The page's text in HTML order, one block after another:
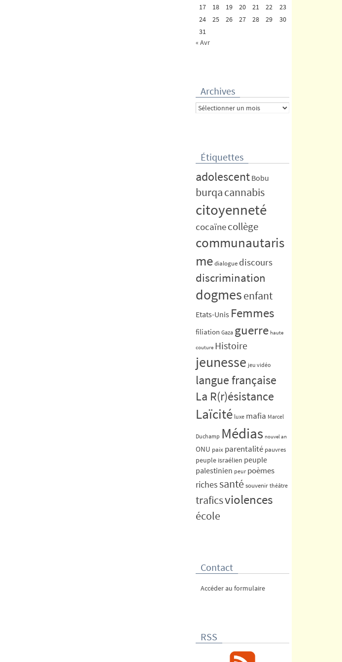
17
18 19 20 21 22
23
24
25 26 27 28 29
30
31
« Avr
Archives
Archives
Étiquettes
adolescent Bobu
burqacannabis
citoyenneté
cocaïnecollège
communautaris
medialogue discours
discrimination
dogmesenfant
Etats-Unis Femmes
filiation Gaza guerre haute
couture Histoire
jeunesse jeu vidéo
langue française
La R(r)ésistance
Laïcité luxe mafia Marcel
Duchamp Médias nouvel an
ONU paix parentalité pauvres
peuple israélien peuple
palestinien peur poèmes
riches santé souvenir théâtre
traficsviolences
école
Contact
Accéder au formulaire
RSS